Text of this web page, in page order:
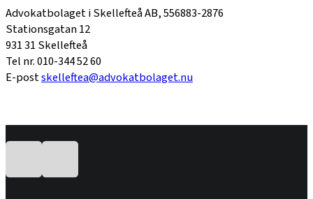
Advokatbolaget i Skellefteå AB, 556883-2876
Stationsgatan 12
931 31 Skellefteå
Tel nr. 010-344 52 60
E-postskelleftea@advokatbolaget.nu